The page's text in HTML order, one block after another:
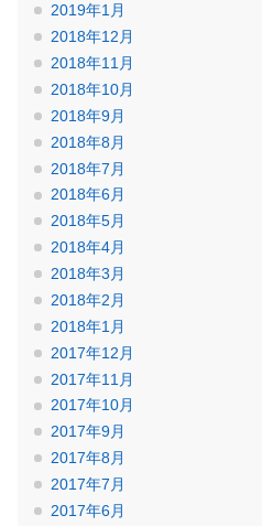
2019年1月
2018年12月
2018年11月
2018年10月
2018年9月
2018年8月
2018年7月
2018年6月
2018年5月
2018年4月
2018年3月
2018年2月
2018年1月
2017年12月
2017年11月
2017年10月
2017年9月
2017年8月
2017年7月
2017年6月